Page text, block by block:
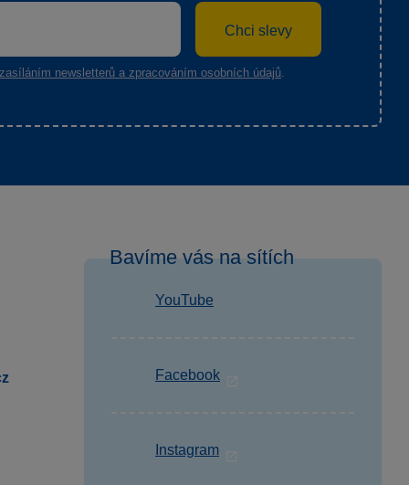
Chci slevy
zasíláním newsletterů a zpracováním osobních údajů.
Bavíme vás na sítích
YouTube
Facebook
Instagram